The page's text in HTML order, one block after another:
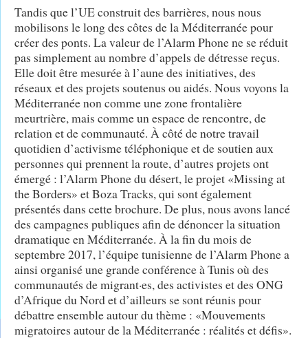
Tandis que l’UE construit des barrières, nous nous
mobilisons le long des côtes de la Méditerranée pour
créer des ponts. La valeur de l’Alarm Phone ne se réduit
pas simplement au nombre d’appels de détresse reçus.
Elle doit être mesurée à l’aune des initiatives, des
réseaux et des projets soutenus ou aidés. Nous voyons la
Méditerranée non comme une zone frontalière
meurtrière, mais comme un espace de rencontre, de
relation et de communauté. À côté de notre travail
quotidien d’activisme téléphonique et de soutien aux
personnes qui prennent la route, d’autres projets ont
émergé : l’Alarm Phone du désert, le projet «Missing at
the Borders» et Boza Tracks, qui sont également
présentés dans cette brochure. De plus, nous avons lancé
des campagnes publiques afin de dénoncer la situation
dramatique en Méditerranée. À la fin du mois de
septembre 2017, l’équipe tunisienne de l’Alarm Phone a
ainsi organisé une grande conférence à Tunis où des
communautés de migrant·es, des activistes et des ONG
d’Afrique du Nord et d’ailleurs se sont réunis pour
débattre ensemble autour du thème : «Mouvements
migratoires autour de la Méditerranée : réalités et défis».